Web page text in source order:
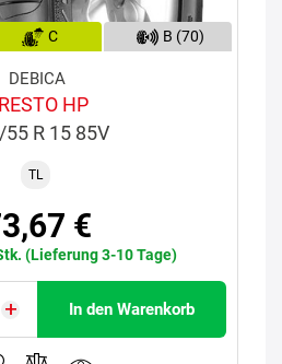
C B (70)
DEBICA
HP
R 15 85V
TL
€
(Lieferung 3-10 Tage)
In den Warenkorb